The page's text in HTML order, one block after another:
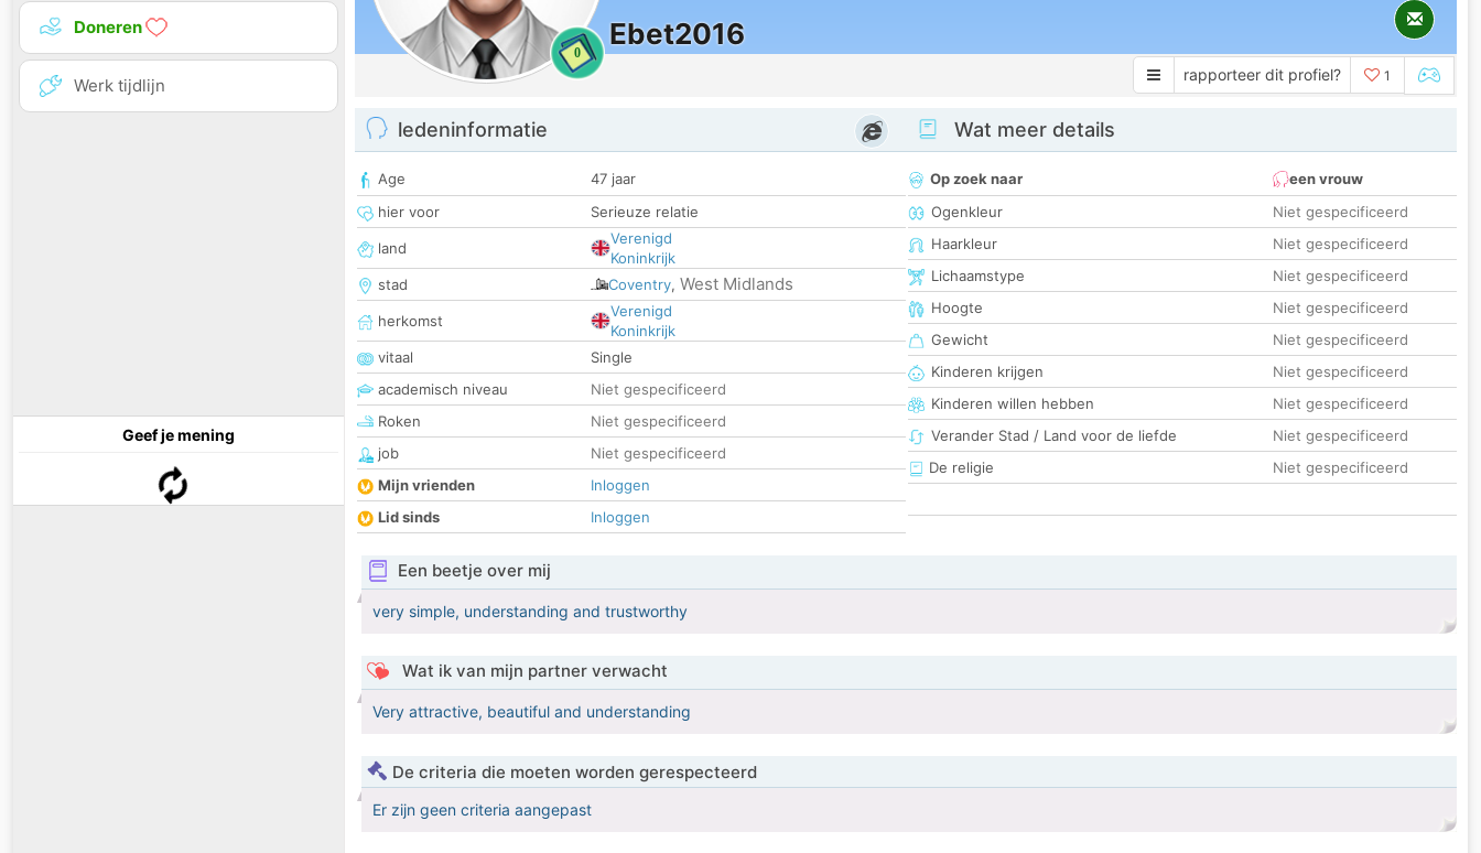
Doneren
Werk tijdlijn
Geef je mening
0
Ebet2016
rapporteer dit profiel? 1
ledeninformatie
Age
47 jaar
hier voor
Serieuze relatie
land
Verenigd
Koninkrijk
stad
Coventry, West Midlands
herkomst
Verenigd
Koninkrijk
vitaal
Single
academisch niveau
Niet gespecificeerd
Roken
Niet gespecificeerd
job
Niet gespecificeerd
Mijn vrienden
Inloggen
Lid sinds
Inloggen
Wat meer details
Op zoek naar
een vrouw
Ogenkleur
Niet gespecificeerd
Haarkleur
Niet gespecificeerd
Lichaamstype
Niet gespecificeerd
Hoogte
Niet gespecificeerd
Gewicht
Niet gespecificeerd
Kinderen krijgen
Niet gespecificeerd
Kinderen willen hebben
Niet gespecificeerd
Verander Stad / Land voor de liefde
Niet gespecificeerd
De religie
Niet gespecificeerd
Een beetje over mij
very simple, understanding and trustworthy
Wat ik van mijn partner verwacht
Very attractive, beautiful and understanding
De criteria die moeten worden gerespecteerd
Er zijn geen criteria aangepast